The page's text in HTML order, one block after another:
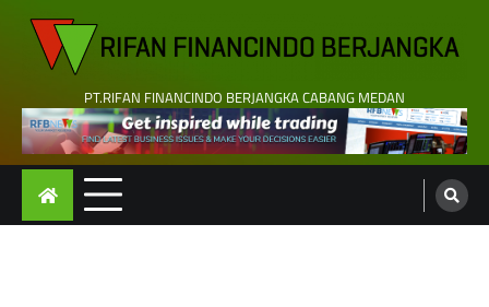
content
PT.RIFAN FINANCINDO BERJANGKA CABANG MEDAN